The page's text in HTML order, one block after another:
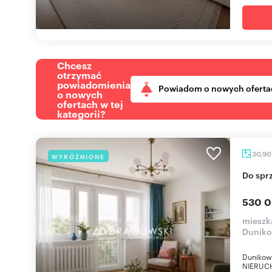
Chcesz
otrzymać
powiadomienia
o nowych
ofertach w tej
kategorii?
Powiadom o nowych
WYRÓŻNIONE 30,90
Do
530